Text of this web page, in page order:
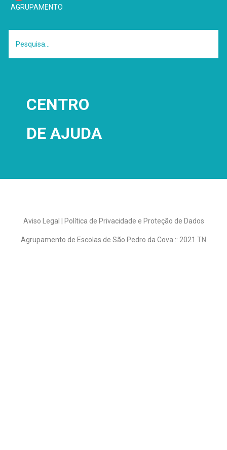
AGRUPAMENTO
CENTRO
DE AJUDA
Aviso Legal | Política de Privacidade e Proteção de Dados
Agrupamento de Escolas de São Pedro da Cova :: 2021 TN